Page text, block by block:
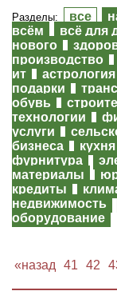
Разделы: все
всём
всё для
нового
производство
ит
подарки
обувь
технологии
услуги
бизнеса
кухня
фурнитура
материалы
кредиты
недвижимость
оборудование
«назад 41 42